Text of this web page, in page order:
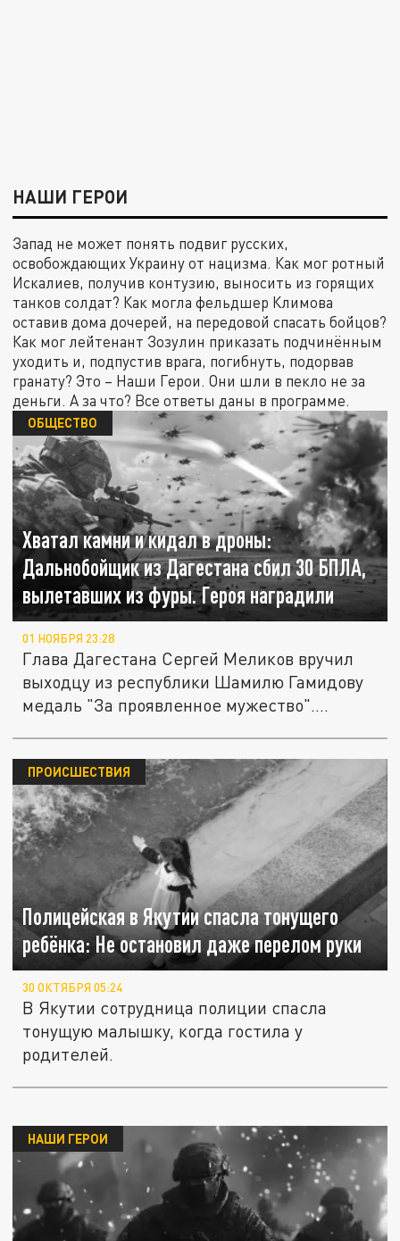
НАШИ ГЕРОИ
Запад не может понять подвиг русских,
освобождающих Украину от нацизма. Как мог ротный
Искалиев, получив контузию, выносить из горящих
танков солдат? Как могла фельдшер Климова
оставив дома дочерей, на передовой спасать бойцов?
Как мог лейтенант Зозулин приказать подчинённым
уходить и, подпустив врага, погибнуть, подорвав
гранату? Это – Наши Герои. Они шли в пекло не за
деньги. А за что? Все ответы даны в программе.
Хватал камни и кидал в дроны:
Дальнобойщик из Дагестана сбил 30 БПЛА,
вылетавших из фуры. Героя наградили
ОБЩЕСТВО
01 НОЯБРЯ 23:28
Глава Дагестана Сергей Меликов вручил
выходцу из республики Шамилю Гамидову
медаль "За проявленное мужество"....
Полицейская в Якутии спасла тонущего
ребёнка: Не остановил даже перелом руки
ПРОИСШЕСТВИЯ
30 ОКТЯБРЯ 05:24
В Якутии сотрудница полиции спасла
тонущую малышку, когда гостила у
родителей.
НАШИ ГЕРОИ